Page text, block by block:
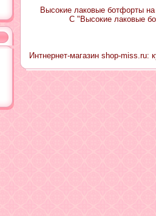
Высокие лаковые ботфорты на
С "Высокие лаковые
Интнернет-магазин shop-miss.ru: